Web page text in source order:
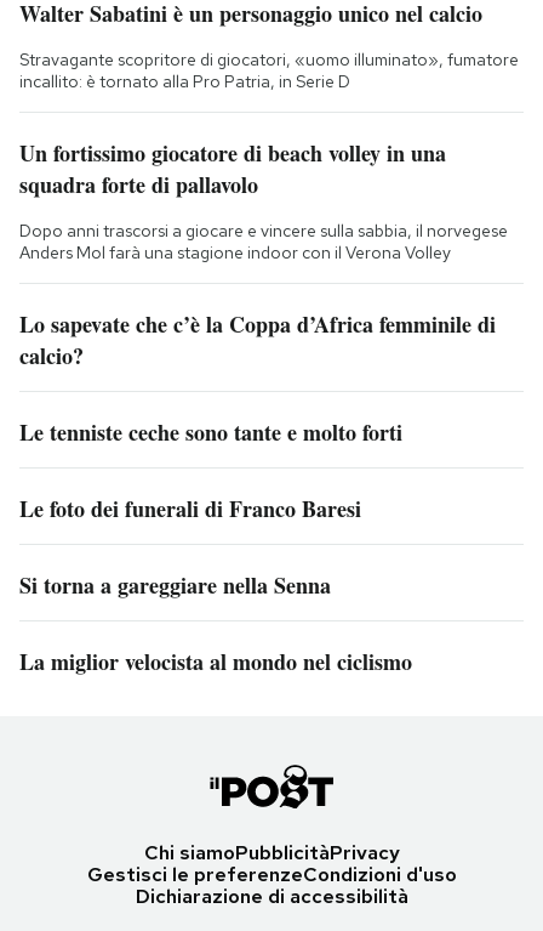
Walter Sabatini è un personaggio unico nel calcio
Stravagante scopritore di giocatori, «uomo illuminato», fumatore
incallito: è tornato alla Pro Patria, in Serie D
Un fortissimo giocatore di beach volley in una
squadra forte di pallavolo
Dopo anni trascorsi a giocare e vincere sulla sabbia, il norvegese
Anders Mol farà una stagione indoor con il Verona Volley
Lo sapevate che c’è la Coppa d’Africa femminile di
calcio?
Le tenniste ceche sono tante e molto forti
Le foto dei funerali di Franco Baresi
Si torna a gareggiare nella Senna
La miglior velocista al mondo nel ciclismo
Chi siamoPubblicitàPrivacy
Gestisci le preferenzeCondizioni d'uso
Dichiarazione di accessibilità